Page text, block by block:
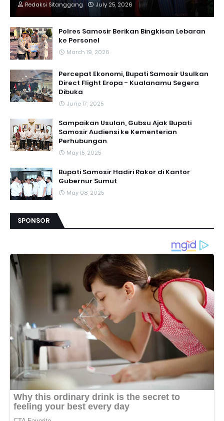
Redaksi Sitanggang July 25, 2026
Polres Samosir Berikan Bingkisan Lebaran
ke Personel
March 19, 2026
Percepat Ekonomi, Bupati Samosir Usulkan
Direct Flight Eropa - Kualanamu Segera
Dibuka
June 17, 2025
Sampaikan Usulan, Gubsu Ajak Bupati
Samosir Audiensi ke Kementerian
Perhubungan
May 15, 2025
Bupati Samosir Hadiri Rakor di Kantor
Gubernur Sumut
May 08, 2025
SPONSOR